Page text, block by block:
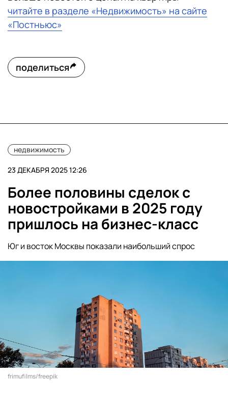
читайте в разделе «Недвижимость» на сайте
«Постньюс»
поделиться
недвижимость
23 ДЕКАБРЯ 2025 12:26
Более половины сделок с
новостройками в 2025 году
пришлось на бизнес-класс
Юг и восток Москвы показали наибольший спрос
frimufilms/freepik